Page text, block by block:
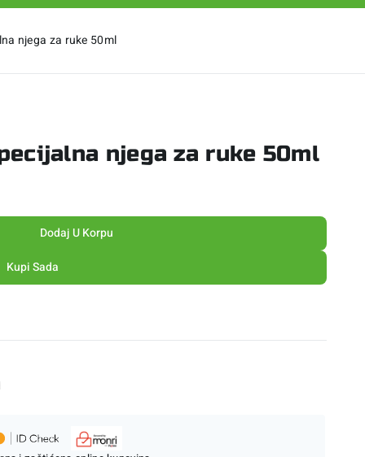
njega za ruke 50ml
njega za ruke 50ml
Dodaj U Korpu
Kupi Sada